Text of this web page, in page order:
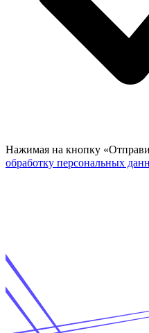
Нажимая на кнопку
обработку персональных